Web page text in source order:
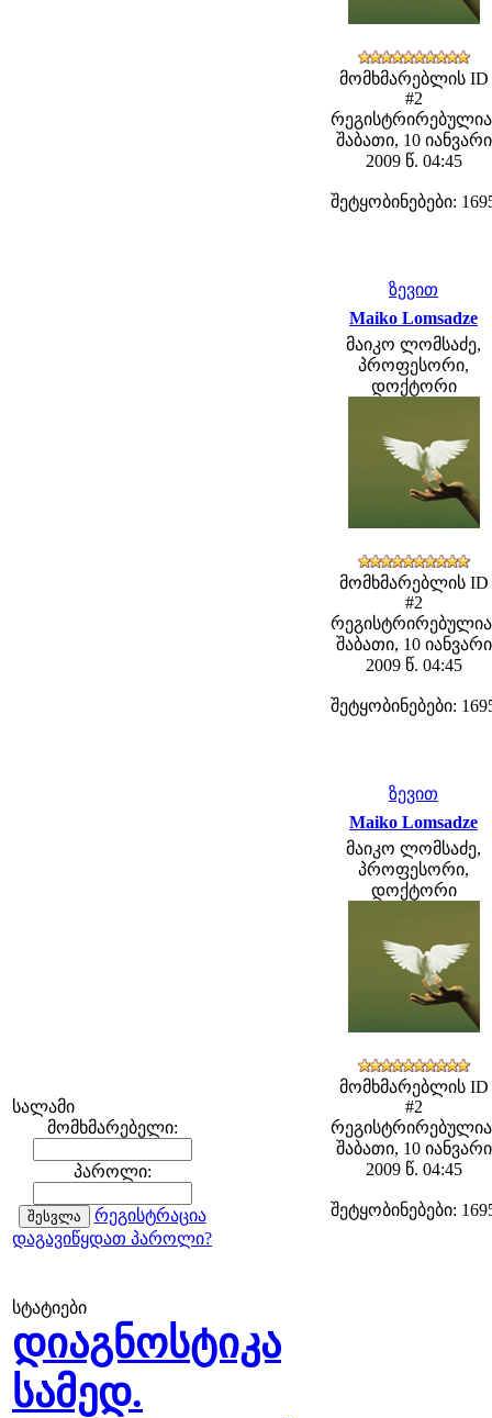
სალამი
მომხმარებელი:
პაროლი:
რეგისტრაცია
დაგავიწყდათ პაროლი?
სტატიები
დიაგნოსტიკა
სამედ.
მომხმარებლის ID
#2
შაბათი, 10 იანვარი
2009 წ. 04:45
შეტყობინებები:
ზევით
Maiko Lomsadze
მაიკო ლომსაძე,
პროფესორი,
დოქტორი
მომხმარებლის ID
#2
შაბათი, 10 იანვარი
2009 წ. 04:45
შეტყობინებები:
ზევით
Maiko Lomsadze
მაიკო ლომსაძე,
პროფესორი,
დოქტორი
მომხმარებლის ID
#2
შაბათი, 10 იანვარი
2009 წ. 04:45
შეტყობინებები: